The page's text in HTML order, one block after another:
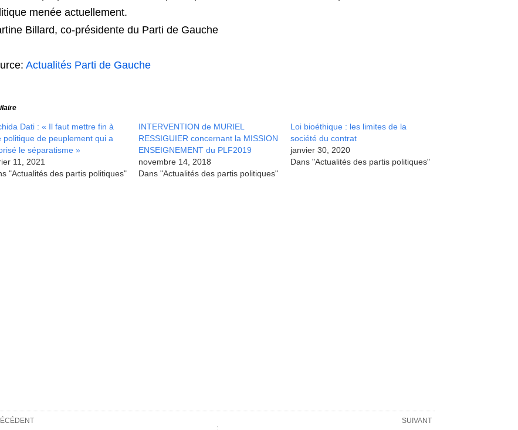
menée actuellement.
Billard, co-présidente du Parti de Gauche
Actualités Parti de Gauche
Dati : « Il faut mettre fin à
politique de peuplement qui a
le séparatisme »
11, 2021
"Actualités des partis politiques"
INTERVENTION de MURIEL
RESSIGUIER concernant la MISSION
ENSEIGNEMENT du PLF2019
novembre 14, 2018
Dans "Actualités des partis politiques"
Loi bioéthique : les limites de la
société du contrat
janvier 30, 2020
Dans "Actualités des partis politiques"
SUIVANT